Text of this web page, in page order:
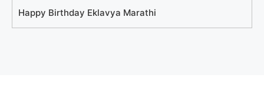
Happy Birthday Eklavya Marathi